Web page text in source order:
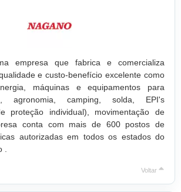
empresa que fabrica e comercializa
e custo-benefício excelente como
máquinas e equipamentos para
agronomia, camping, solda, EPI's
proteção individual), movimentação de
conta com mais de 600 postos de
autorizadas em todos os estados do
Voltar